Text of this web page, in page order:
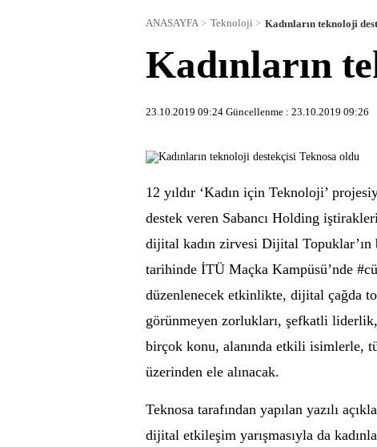
ANASAYFA Teknoloji Kadınların teknoloji
Kadınların
23.10.2019 09:24 Güncellenme : 23.10.2019 09:26
12 yıldır ‘Kadın için Teknoloji’
destek veren Sabancı Holding
dijital kadın zirvesi Dijital
tarihinde İTÜ Maçka Kampüsü’nde
düzenlenecek etkinlikte, dijital çağda
görünmeyen zorlukları, şefkatli
birçok konu, alanında etkili isimlerle,
üzerinden ele alınacak.
Teknosa tarafından yapılan yazılı
dijital etkileşim yarışmasıyla da